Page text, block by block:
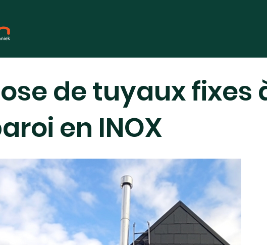
de tuyaux fixes
en INOX